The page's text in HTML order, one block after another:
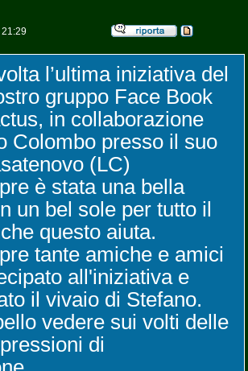
l’ultima iniziativa del
gruppo Face Book
in collaborazione
Colombo presso il suo
(LC)
è stata una bella
un bel sole per tutto il
questo aiuta.
tante amiche e amici
all'iniziativa e
il vivaio di Stefano.
vedere sui volti delle
di